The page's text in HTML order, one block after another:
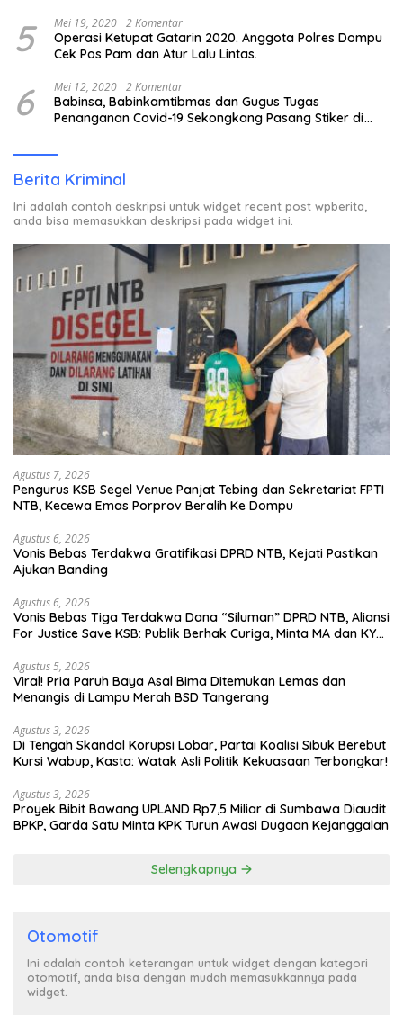
5 Mei 19, 2020 2 Komentar
Operasi Ketupat Gatarin 2020. Anggota Polres Dompu
Cek Pos Pam dan Atur Lalu Lintas.
6 Mei 12, 2020 2 Komentar
Babinsa, Babinkamtibmas dan Gugus Tugas
Penanganan Covid-19 Sekongkang Pasang Stiker di
Berita Kriminal
Ini adalah contoh deskripsi untuk widget recent post wpberita,
anda bisa memasukkan deskripsi pada widget ini.
Agustus 7, 2026
Pengurus KSB Segel Venue Panjat Tebing dan Sekretariat FPTI
NTB, Kecewa Emas Porprov Beralih Ke Dompu
Agustus 6, 2026
Vonis Bebas Terdakwa Gratifikasi DPRD NTB, Kejati Pastikan
Ajukan Banding
Agustus 6, 2026
Vonis Bebas Tiga Terdakwa Dana “Siluman” DPRD NTB, Aliansi
For Justice Save KSB: Publik Berhak Curiga, Minta MA dan KY
Agustus 5, 2026
Viral! Pria Paruh Baya Asal Bima Ditemukan Lemas dan
Menangis di Lampu Merah BSD Tangerang
Agustus 3, 2026
Di Tengah Skandal Korupsi Lobar, Partai Koalisi Sibuk Berebut
Kursi Wabup, Kasta: Watak Asli Politik Kekuasaan Terbongkar!
Agustus 3, 2026
Proyek Bibit Bawang UPLAND Rp7,5 Miliar di Sumbawa Diaudit
BPKP, Garda Satu Minta KPK Turun Awasi Dugaan Kejanggalan
Selengkapnya
Otomotif
Ini adalah contoh keterangan untuk widget dengan kategori
otomotif, anda bisa dengan mudah memasukkannya pada
widget.